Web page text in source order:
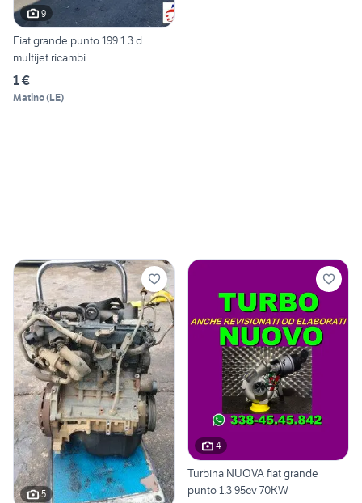
9
Fiat grande punto 199 1.3 d
multijet ricambi
1 €
Matino(LE)
5
4
Turbina NUOVA fiat grande
punto 1.3 95cv 70KW